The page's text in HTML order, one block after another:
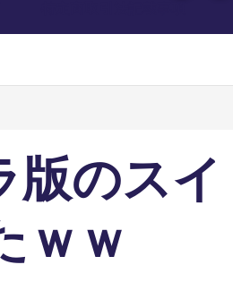
版のスイ
ｗｗ